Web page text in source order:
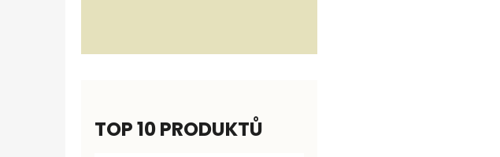
TOP 10 PRODUKTŮ